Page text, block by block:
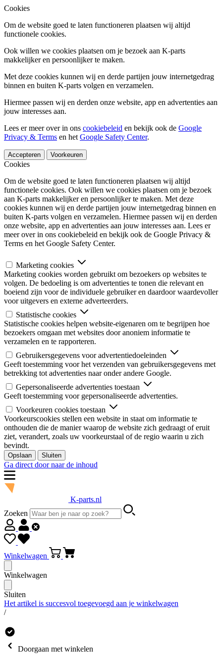
Cookies
Om de website goed te laten functioneren plaatsen wij altijd
functionele cookies.
Ook willen we cookies plaatsen om je bezoek aan K-parts
makkelijker en persoonlijker te maken.
Met deze cookies kunnen wij en derde partijen jouw internetgedrag
binnen en buiten K-parts volgen en verzamelen.
Hiermee passen wij en derden onze website, app en advertenties aan
jouw interesses aan.
Lees er meer over in ons cookiebeleid en bekijk ook de Google
Privacy & Terms en het Google Safety Center.
Accepteren Voorkeuren
Cookies
Om de website goed te laten functioneren plaatsen wij altijd
functionele cookies. Ook willen we cookies plaatsen om je bezoek
aan K-parts makkelijker en persoonlijker te maken. Met deze
cookies kunnen wij en derde partijen jouw internetgedrag binnen en
buiten K-parts volgen en verzamelen. Hiermee passen wij en derden
onze website, app en advertenties aan jouw interesses aan. Lees er
meer over in ons cookiebeleid en bekijk ook de Google Privacy &
Terms en het Google Safety Center.
Marketing cookies
Marketing cookies worden gebruikt om bezoekers op websites te
volgen. De bedoeling is om advertenties te tonen die relevant en
boeiend zijn voor de individuele gebruiker en daardoor waardevoller
voor uitgevers en externe adverteerders.
Statistische cookies
Statistische cookies helpen website-eigenaren om te begrijpen hoe
bezoekers omgaan met websites door anoniem informatie te
verzamelen en te rapporteren.
Gebruikersgegevens voor advertentiedoeleinden
Geeft toestemming voor het verzenden van gebruikersgegevens met
betrekking tot advertenties naar onder andere Google.
Gepersonaliseerde advertenties toestaan
Geeft toestemming voor gepersonaliseerde advertenties.
Voorkeuren cookies toestaan
Voorkeurscookies stellen een website in staat om informatie te
onthouden die de manier waarop de website zich gedraagt of eruit
ziet, verandert, zoals uw voorkeurstaal of de regio waarin u zich
bevindt.
Opslaan Sluiten
Ga direct door naar de inhoud
K-parts.nl
Zoeken
Winkelwagen
Winkelwagen
Sluiten
Het artikel is succesvol toegevoegd aan je winkelwagen
/
Doorgaan met winkelen